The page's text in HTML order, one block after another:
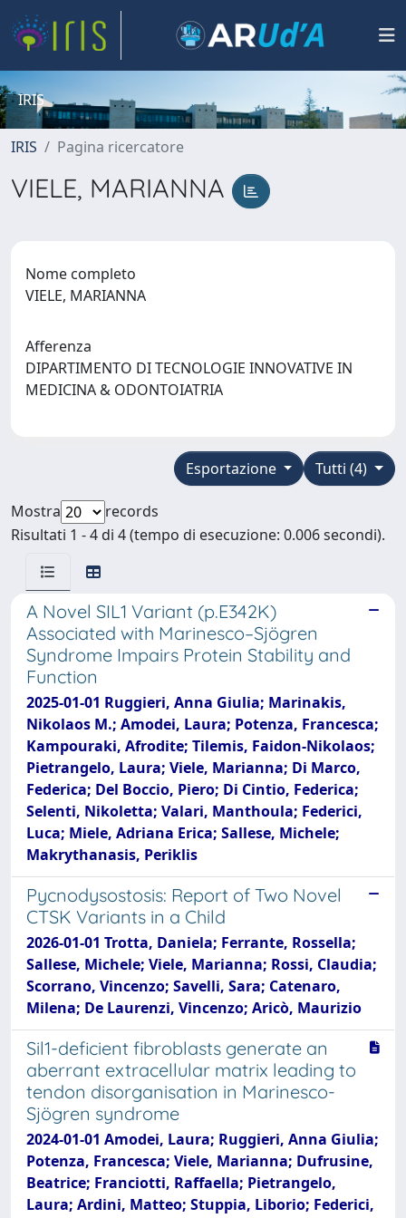
IRIS
IRIS Pagina ricercatore
VIELE, MARIANNA
Nome completo
VIELE, MARIANNA
Afferenza
DIPARTIMENTO DI TECNOLOGIE INNOVATIVE IN
MEDICINA & ODONTOIATRIA
Tutti (4)
Esportazione
Mostra
records
Risultati 1 - 4 di 4 (tempo di esecuzione: 0.006 secondi).
A Novel SIL1 Variant (p.E342K)
Associated with Marinesco–Sjögren
Syndrome Impairs Protein Stability and
Function
2025-01-01 Ruggieri, Anna Giulia; Marinakis,
Nikolaos M.; Amodei, Laura; Potenza, Francesca;
Kampouraki, Afrodite; Tilemis, Faidon-Nikolaos;
Pietrangelo, Laura; Viele, Marianna; Di Marco,
Federica; Del Boccio, Piero; Di Cintio, Federica;
Selenti, Nikoletta; Valari, Manthoula; Federici,
Luca; Miele, Adriana Erica; Sallese, Michele;
Makrythanasis, Periklis
Pycnodysostosis: Report of Two Novel
CTSK Variants in a Child
2026-01-01 Trotta, Daniela; Ferrante, Rossella;
Sallese, Michele; Viele, Marianna; Rossi, Claudia;
Scorrano, Vincenzo; Savelli, Sara; Catenaro,
Milena; De Laurenzi, Vincenzo; Aricò, Maurizio
Sil1-deficient fibroblasts generate an
aberrant extracellular matrix leading to
tendon disorganisation in Marinesco-
Sjögren syndrome
2024-01-01 Amodei, Laura; Ruggieri, Anna Giulia;
Potenza, Francesca; Viele, Marianna; Dufrusine,
Beatrice; Franciotti, Raffaella; Pietrangelo,
Laura; Ardini, Matteo; Stuppia, Liborio; Federici,